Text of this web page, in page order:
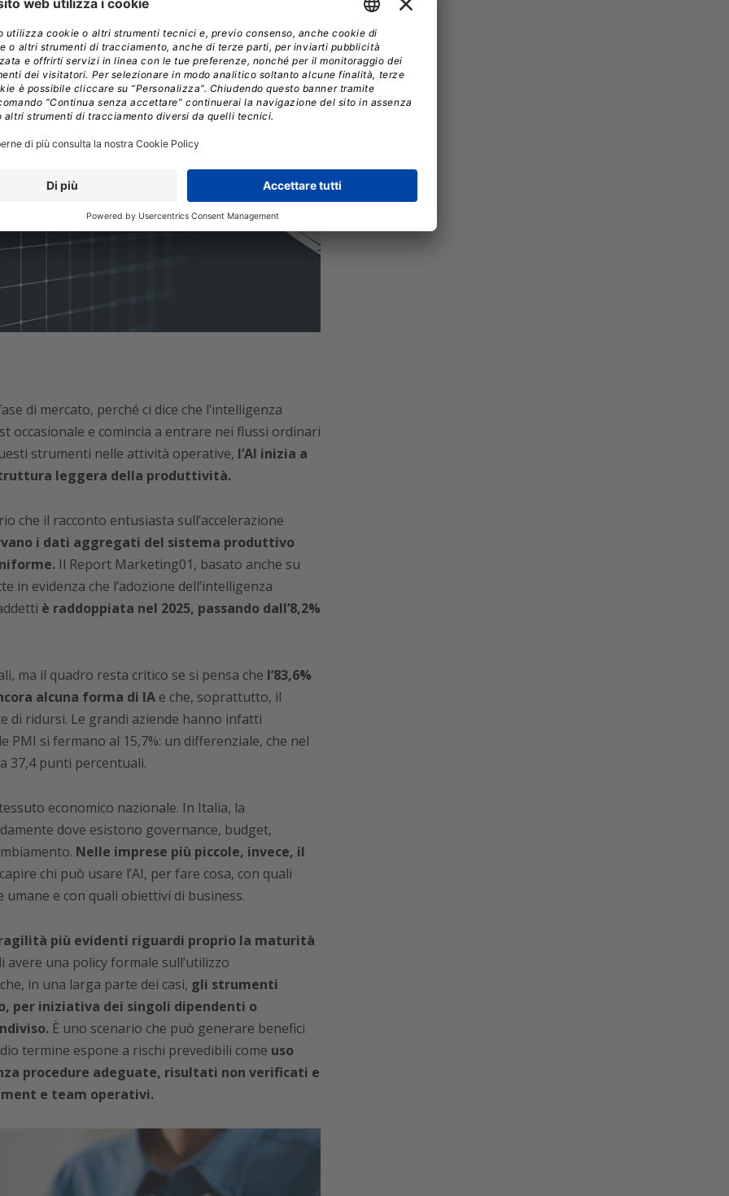
di mercato, perché ci dice che l’intelligenza
occasionale e comincia a entrare nei flussi ordinari
strumenti nelle attività operative, l’AI inizia a
leggera della produttività.
che il racconto entusiasta sull’accelerazione
i dati aggregati del sistema produttivo
Il Report Marketing01, basato anche su
in evidenza che l’adozione dell’intelligenza
è raddoppiata nel 2025, passando dall’8,2%
ma il quadro resta critico se si pensa che l’83,6%
alcuna forma di IA e che, soprattutto, il
di ridursi. Le grandi aziende hanno infatti
PMI si fermano al 15,7%: un differenziale, che nel
37,4 punti percentuali.
economico nazionale. In Italia, la
dove esistono governance, budget,
Nelle imprese più piccole, invece, il
chi può usare l’AI, per fare cosa, con quali
e con quali obiettivi di business.
più evidenti riguardi proprio la maturità
avere una policy formale sull’utilizzo
in una larga parte dei casi, gli strumenti
per iniziativa dei singoli dipendenti o
È uno scenario che può generare benefici
termine espone a rischi prevedibili come uso
procedure adeguate, risultati non verificati e
e team operativi.